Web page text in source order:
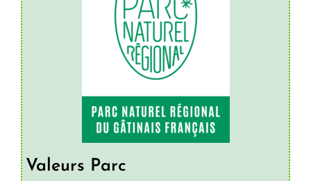
Valeurs Parc